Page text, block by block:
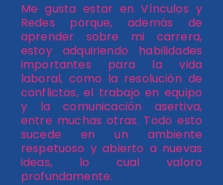
Me gusta estar en Vínculos y
Redes porque, además de
aprender sobre mi carrera,
estoy adquiriendo habilidades
importantes para la vida
laboral, como la resolución de
conflictos, el trabajo en equipo
y la comunicación asertiva,
entre muchas otras. Todo esto
sucede en un ambiente
respetuoso y abierto a nuevas
ideas, lo cual valoro
profundamente.